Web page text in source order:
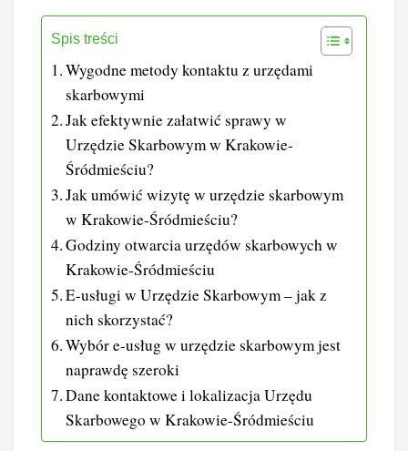
Spis treści
Wygodne metody kontaktu z urzędami
skarbowymi
Jak efektywnie załatwić sprawy w
Urzędzie Skarbowym w Krakowie-
Śródmieściu?
Jak umówić wizytę w urzędzie skarbowym
w Krakowie-Śródmieściu?
Godziny otwarcia urzędów skarbowych w
Krakowie-Śródmieściu
E-usługi w Urzędzie Skarbowym – jak z
nich skorzystać?
Wybór e-usług w urzędzie skarbowym jest
naprawdę szeroki
Dane kontaktowe i lokalizacja Urzędu
Skarbowego w Krakowie-Śródmieściu